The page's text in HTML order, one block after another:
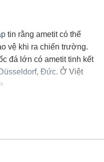
tin rằng ametit có thể
vệ khi ra chiến trường.
đá lớn có ametit tinh kết
, Đức. Ở Việt